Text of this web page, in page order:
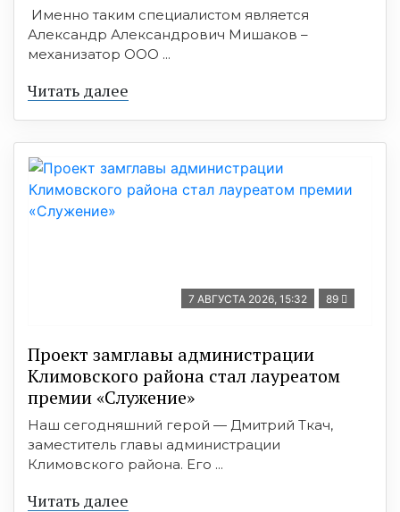
Именно таким специалистом является
Александр Александрович Мишаков –
механизатор ООО ...
Читать далее
7 АВГУСТА 2026, 15:32 89
Проект замглавы администрации
Климовского района стал лауреатом
премии «Служение»
Наш сегодняшний герой — Дмитрий Ткач,
заместитель главы администрации
Климовского района. Его ...
Читать далее